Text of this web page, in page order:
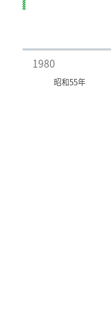
ソディックの
1980
昭和55年